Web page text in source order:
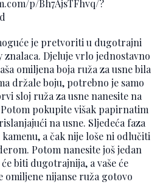
p/Bh7AjsTFhvq/?
je pretvoriti u dugotrajni
znalaca. Djeluje vrlo jednostavno
omiljena boja ruža za usne bila
držale boju, potrebno je samo
sloj ruža za usne nanesite na
pokupite višak papirnatim
na usne. Sljedeća faza
a čak nije loše ni odlučiti
Potom nanesite još jedan
biti dugotrajnija, a vaše će
omiljene nijanse ruža gotovo